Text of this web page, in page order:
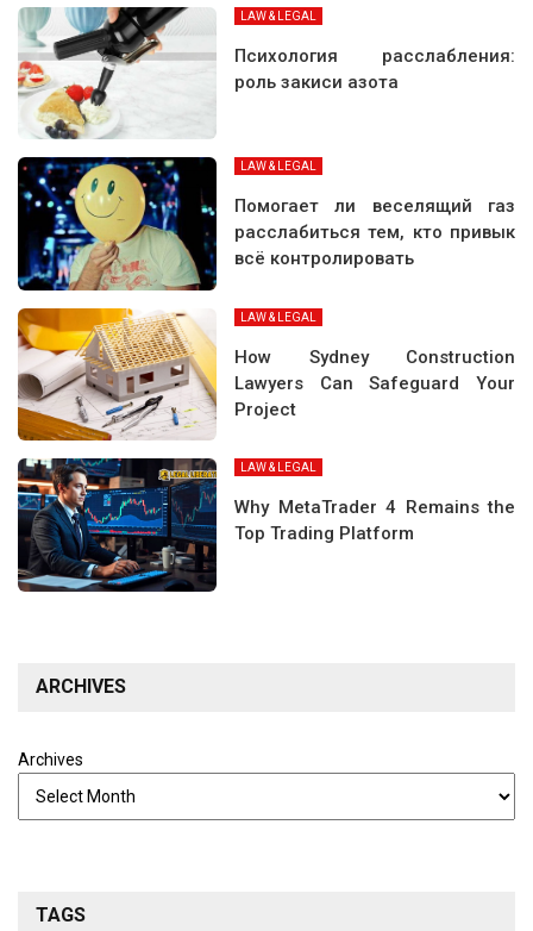
LAW & LEGAL
Психология расслабления:
роль закиси азота
LAW & LEGAL
Помогает ли веселящий газ
расслабиться тем, кто привык
всё контролировать
LAW & LEGAL
How Sydney Construction
Lawyers Can Safeguard Your
Project
LAW & LEGAL
Why MetaTrader 4 Remains the
Top Trading Platform
ARCHIVES
Archives
TAGS